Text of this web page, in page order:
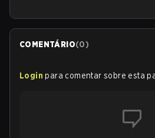
COMENTÁRIO(0)
Login para comentar sobre esta